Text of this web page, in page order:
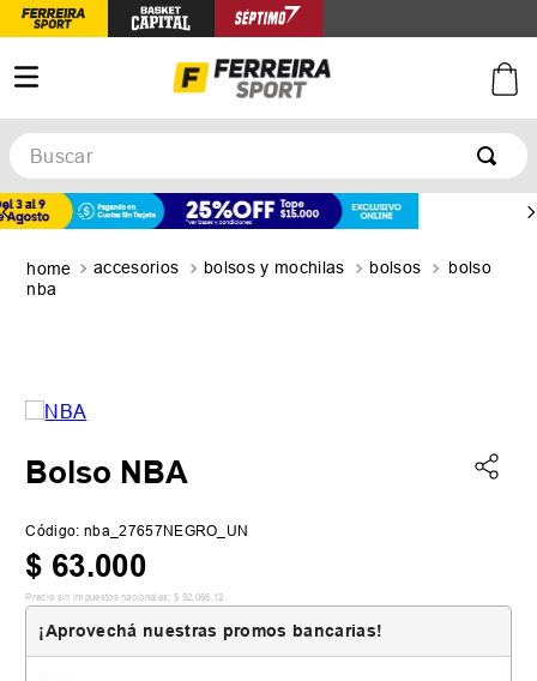
Buscar
TÉRMINOS MÁS BUSCADOS
2.
5. medias
accesorios bolsos y mochilas bolsos
bolso
nba
Bolso NBA
Código: nba_27657NEGRO_UN
$ 63.000
Precio sin impuestos nacionales: $ 52 066 12
¡Aprovechá nuestras promos bancarias!